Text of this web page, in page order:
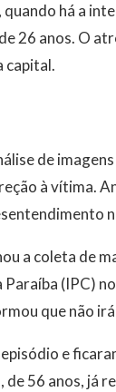
há a
26 anos. O
capital.
de
à vítima.
a coleta de
(IPC)
que não
e
56 anos, já